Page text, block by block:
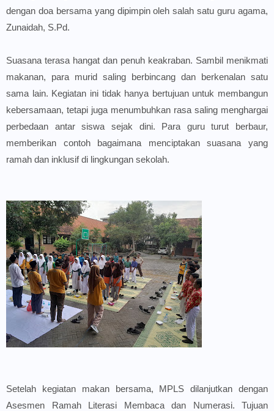
dengan doa bersama yang dipimpin oleh salah satu guru agama,
Zunaidah, S.Pd.
Suasana terasa hangat dan penuh keakraban. Sambil menikmati
makanan, para murid saling berbincang dan berkenalan satu
sama lain. Kegiatan ini tidak hanya bertujuan untuk membangun
kebersamaan, tetapi juga menumbuhkan rasa saling menghargai
perbedaan antar siswa sejak dini. Para guru turut berbaur,
memberikan contoh bagaimana menciptakan suasana yang
ramah dan inklusif di lingkungan sekolah.
Setelah kegiatan makan bersama, MPLS dilanjutkan dengan
Asesmen Ramah Literasi Membaca dan Numerasi. Tujuan